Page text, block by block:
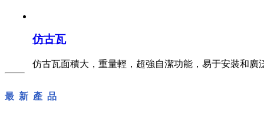
仿古瓦
仿古瓦面積大，重量輕，超強自潔功能，易于安裝和
最 新 產 品